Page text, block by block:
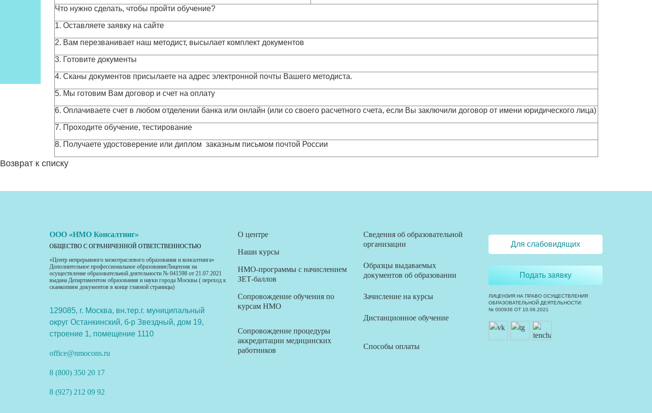
Что нужно сделать, чтобы пройти обучение?
1. Оставляете заявку на сайте
2. Вам перезванивает наш методист, высылает комплект документов
3. Готовите документы
4. Сканы документов присылаете на адрес электронной почты Вашего методиста.
5. Мы готовим Вам договор и счет на оплату
6. Оплачиваете счет в любом отделении банка или онлайн (или со своего расчетного счета, если Вы заключили договор от имени юридического лица)
7. Проходите обучение, тестирование
8. Получаете удостоверение или диплом заказным письмом почтой России
Возврат к списку
ООО «НМО Консалтинг»
ОБЩЕСТВО С ОГРАНИЧЕННОЙ ОТВЕТСТВЕННОСТЬЮ
«Центр непрерывного межотраслевого образования и консалтинга»
Дополнительное профессиональное образованиеЛицензия на
осуществление образовательной деятельности № 041598 от 21.07.2021
выдана Департаментом образования и науки города Москвы ( переход к
сканкопиям документов в конце главной страницы)
129085, г. Москва, вн.тер.г. муниципальный
округ Останкинский, б-р Звездный, дом 19,
строение 1, помещение 1110
office@nmocons.ru
8 (800) 350 20 17
8 (927) 212 09 92
О центре
Наши курсы
НМО-программы с начислением
ЗЕТ-баллов
Сопровождение обучения по
курсам НМО
Сопровождение процедуры
аккредитации медицинских
работников
Сведения об образовательной
организации
Образцы выдаваемых
документов об образовании
Зачисление на курсы
Дистанционное обучение
Способы оплаты
Для слабовидящих
Подать заявку
ЛИЦЕНЗИЯ НА ПРАВО ОСУЩЕСТВЛЕНИЯ
ОБРАЗОВАТЕЛЬНОЙ ДЕЯТЕЛЬНОСТИ:
№ 000936 ОТ 10.06.2021